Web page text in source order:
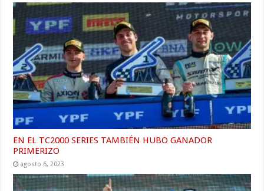
EN EL TC2000 SERIES TAMBIÉN HUBO GANADOR
PRIMERIZO
agosto 6, 2023